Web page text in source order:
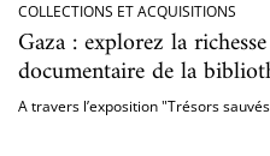
COLLECTIONS ET ACQUISITIONS
Gaza : explorez la richesse
documentaire de la
A travers l’exposition "Trésors